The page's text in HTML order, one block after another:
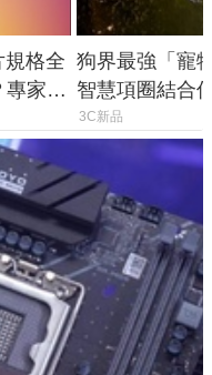
規格全
專家曝
狗界最強「寵
智慧項圈結合
谷也能精準找
3C新品